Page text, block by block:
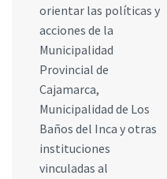
orientar las políticas y
acciones de la
Municipalidad
Provincial de
Cajamarca,
Municipalidad de Los
Baños del Inca y otras
instituciones
vinculadas al